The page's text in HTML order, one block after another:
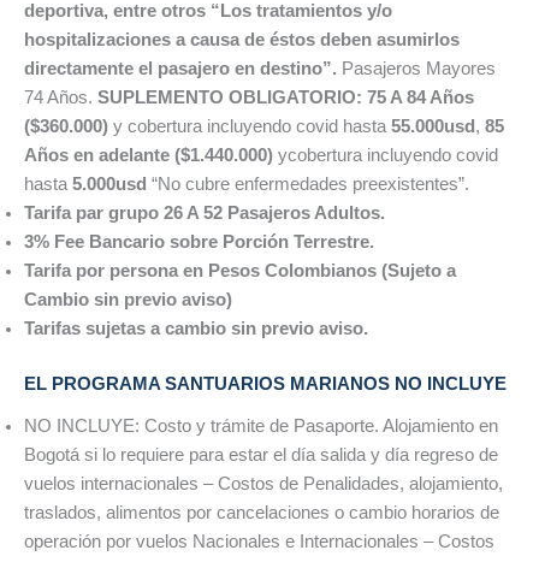
deportiva, entre otros “Los tratamientos y/o
hospitalizaciones a causa de éstos deben asumirlos
directamente el pasajero en destino”. Pasajeros Mayores
74 Años. SUPLEMENTO OBLIGATORIO: 75 A 84 Años
($360.000) y cobertura incluyendo covid hasta55.000usd , 85
Años en adelante ($1.440.000) ycobertura incluyendo covid
hasta5.000usd “No cubre enfermedades preexistentes”.
Tarifa par grupo 26 A 52 Pasajeros Adultos.
3% Fee Bancario sobre Porción Terrestre.
Tarifa por persona en Pesos Colombianos (Sujeto a
Cambio sin previo aviso)
Tarifas sujetas a cambio sin previo aviso.
EL PROGRAMA SANTUARIOS MARIANOS NO INCLUYE
NO INCLUYE: Costo y trámite de Pasaporte. Alojamiento en
Bogotá si lo requiere para estar el día salida y día regreso de
vuelos internacionales – Costos de Penalidades, alojamiento,
traslados, alimentos por cancelaciones o cambio horarios de
operación por vuelos Nacionales e Internacionales – Costos